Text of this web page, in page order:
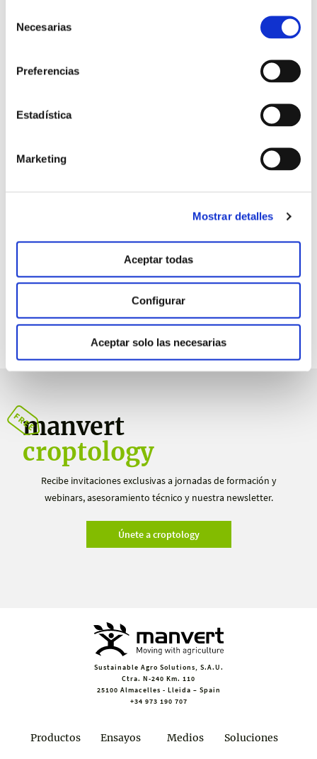
Necesarias
Preferencias
Estadística
Marketing
Mostrar detalles
Aceptar todas
Configurar
Aceptar solo las necesarias
Beneficios
Prevenir y corregir carencias
manvert
croptology
Recibe invitaciones exclusivas a jornadas de formación y
webinars, asesoramiento técnico y nuestra newsletter.
Únete a croptology
Sustainable Agro Solutions, S.A.U.
Ctra. N-240 Km. 110
25100 Almacelles - Lleida – Spain
+34 973 190 707
Productos Ensayos Medios Soluciones